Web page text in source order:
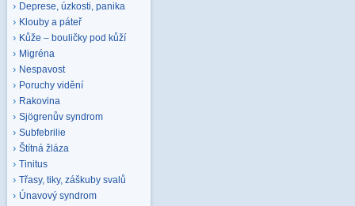
Deprese, úzkosti, panika
Klouby a páteř
Kůže – bouličky pod kůží
Migréna
Nespavost
Poruchy vidění
Rakovina
Sjögrenův syndrom
Subfebrilie
Štítná žláza
Tinitus
Třasy, tiky, záškuby svalů
Únavový syndrom